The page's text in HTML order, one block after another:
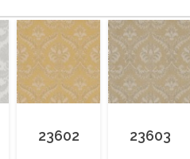
23602 23603